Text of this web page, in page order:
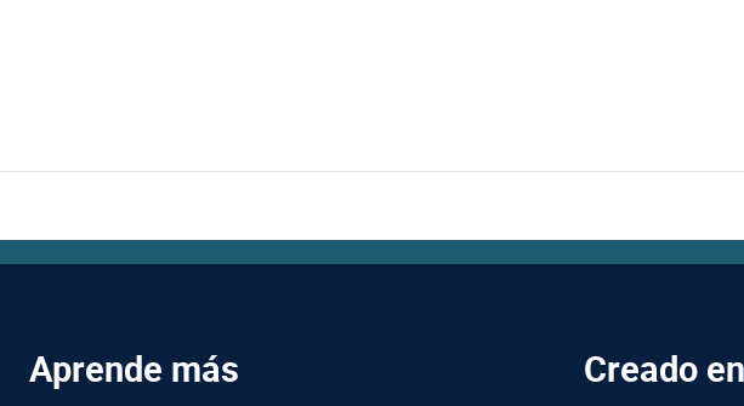
Aprende más Creado